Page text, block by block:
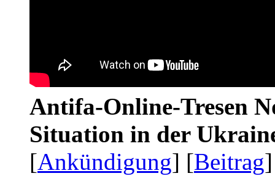
Antifa-Online-Tresen
Situation in der
[Ankündigung] [Beitrag